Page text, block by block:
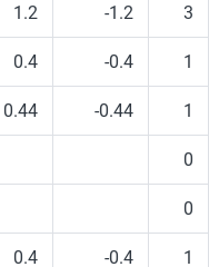
1.2 -1.2 3
0.4 -0.4 1
0.44 -0.44 1
0
0
0.4 -0.4 1